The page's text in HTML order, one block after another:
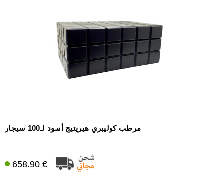
مرطب كوليبري هيريتيج أسود لـ100 سيجار
658.90 €